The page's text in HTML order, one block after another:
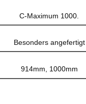
C-Maximum 1000.
Besonders angefertigt
914mm, 1000mm